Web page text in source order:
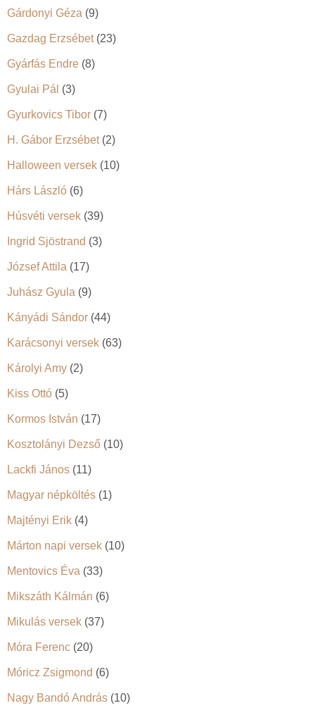
Gárdonyi Géza (9)
Gazdag Erzsébet(23)
Gyárfás Endre (8)
Gyulai Pál (3)
Gyurkovics Tibor (7)
H. Gábor Erzsébet(2)
Halloween versek (10)
Hárs László (6)
Húsvéti versek (39)
Ingrid Sjöstrand (3)
József Attila (17)
Juhász Gyula (9)
Kányádi Sándor (44)
Karácsonyi versek (63)
Károlyi Amy (2)
Kiss Ottó (5)
Kormos István (17)
Kosztolányi Dezső (10)
Lackfi János (11)
Magyar népköltés (1)
Majtényi Erik (4)
Márton napi versek (10)
Mentovics Éva (33)
Mikszáth Kálmán (6)
Mikulás versek (37)
Móra Ferenc (20)
Móricz Zsigmond (6)
Nagy Bandó András (10)